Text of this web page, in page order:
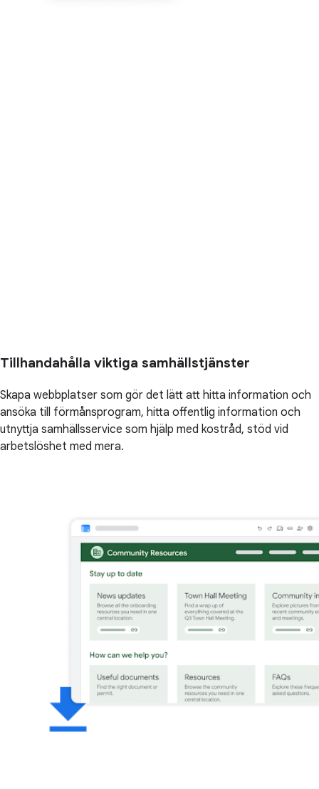
Tillhandahålla viktiga samhällstjänster
Skapa webbplatser som gör det lätt att hitta information och
ansöka till förmånsprogram, hitta offentlig information och
utnyttja samhällsservice som hjälp med kostråd, stöd vid
arbetslöshet med mera.